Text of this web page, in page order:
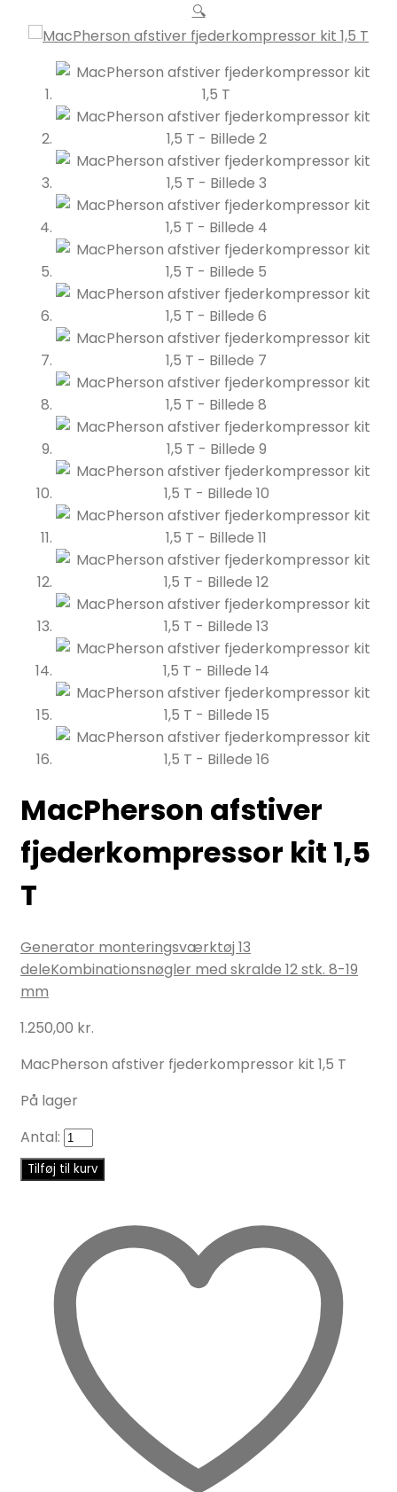
🔍
MacPherson afstiver
fjederkompressor kit 1,5
T
Generator monteringsværktøj 13
deleKombinationsnøgler med skralde 12 stk. 8-19
mm
1.250,00 kr.
MacPherson afstiver fjederkompressor kit 1,5 T
På lager
Antal:
Tilføj til kurv